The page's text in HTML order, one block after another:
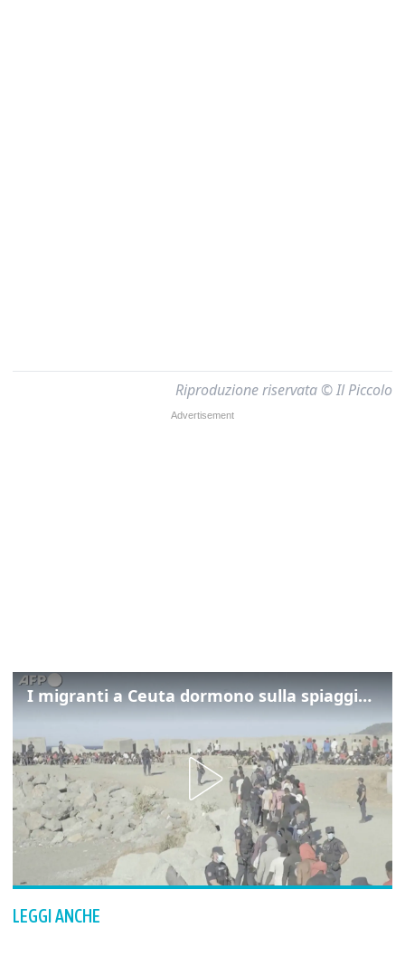
Riproduzione riservata © Il Piccolo
I migranti a Ceuta dormono sulla spiaggia: "Vogliamo entrare in Europa"
LEGGI ANCHE